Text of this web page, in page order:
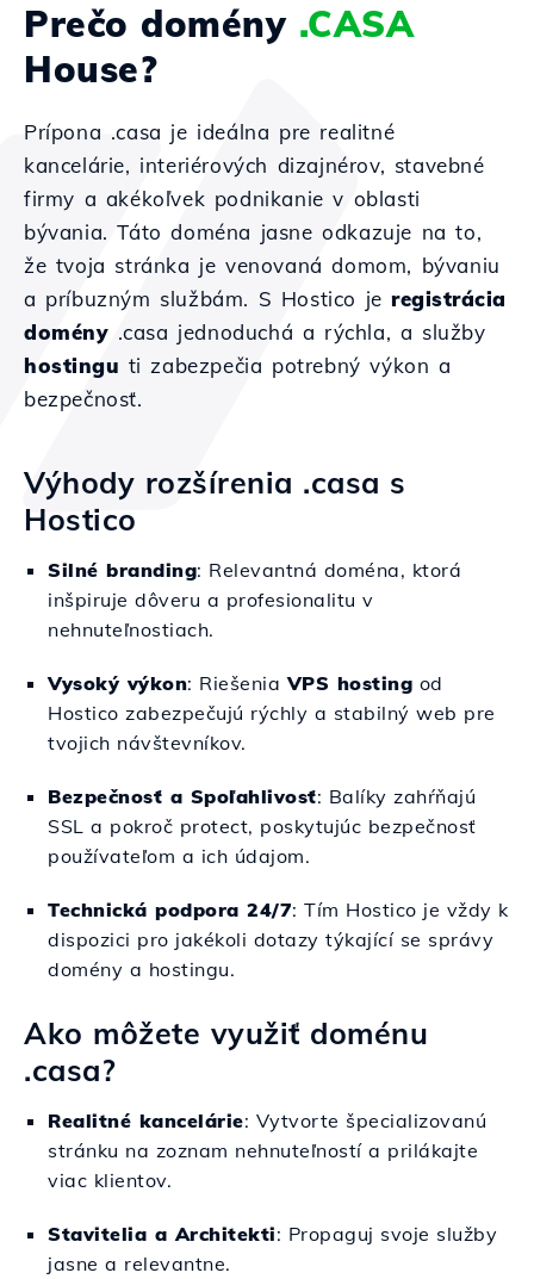
Prečo domény .CASA
House?
Prípona .casa je ideálna pre realitné
kancelárie, interiérových dizajnérov, stavebné
firmy a akékoľvek podnikanie v oblasti
bývania. Táto doména jasne odkazuje na to,
že tvoja stránka je venovaná domom, bývaniu
a príbuzným službám. S Hostico jeregistrácia
domény .casa jednoduchá a rýchla, a služby
hostingu ti zabezpečia potrebný výkon a
bezpečnosť.
Výhody rozšírenia .casa s
Hostico
Silné branding: Relevantná doména, ktorá
inšpiruje dôveru a profesionalitu v
nehnuteľnostiach.
Vysoký výkon: RiešeniaVPS hosting od
Hostico zabezpečujú rýchly a stabilný web pre
tvojich návštevníkov.
Bezpečnosť a Spoľahlivosť: Balíky zahŕňajú
SSL a pokroč protect, poskytujúc bezpečnosť
používateľom a ich údajom.
Technická podpora 24/7: Tím Hostico je vždy k
dispozici pro jakékoli dotazy týkající se správy
domény a hostingu.
Ako môžete využiť doménu
.casa?
Realitné kancelárie: Vytvorte špecializovanú
stránku na zoznam nehnuteľností a prilákajte
viac klientov.
Stavitelia a Architekti: Propaguj svoje služby
jasne a relevantne.